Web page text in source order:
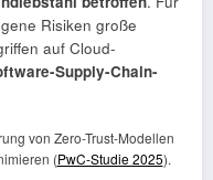
Risiken große
auf Cloud-
Supply-Chain-
von Zero-Trust-Modellen
(PwC-Studie 2025).